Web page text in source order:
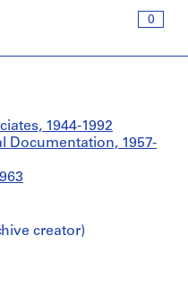
0
1944-1992
Documentation, 1957-
creator)